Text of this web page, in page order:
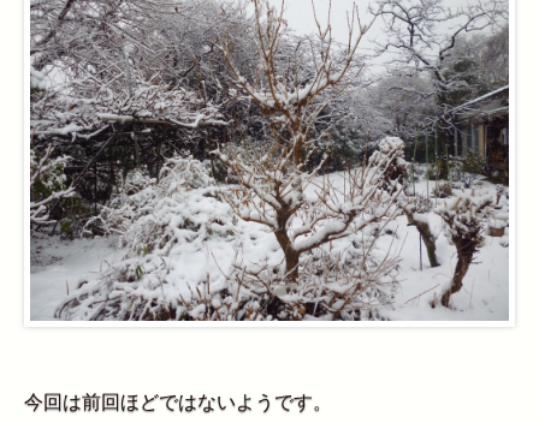
今回は前回ほどではないようです。